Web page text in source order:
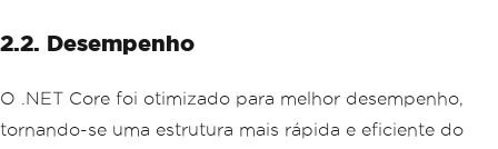
2.2. Desempenho
O .NET Core foi otimizado para melhor desempenho,
tornando-se uma estrutura mais rápida e eficiente do